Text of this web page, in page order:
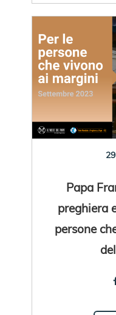
Papa
preghiera
persone